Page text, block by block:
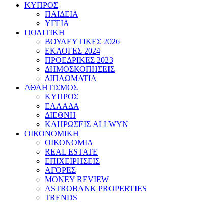
ΚΥΠΡΟΣ
ΠΑΙΔΕΙΑ
ΥΓΕΙΑ
ΠΟΛΙΤΙΚΗ
ΒΟΥΛΕΥΤΙΚΕΣ 2026
ΕΚΛΟΓΕΣ 2024
ΠΡΟΕΔΡΙΚΕΣ 2023
ΔΗΜΟΣΚΟΠΗΣΕΙΣ
ΔΙΠΛΩΜΑΤΙΑ
ΑΘΛΗΤΙΣΜΟΣ
ΚΥΠΡΟΣ
ΕΛΛΑΔΑ
ΔΙΕΘΝΗ
ΚΛΗΡΩΣΕΙΣ ALLWYN
ΟΙΚΟΝΟΜΙΚΗ
ΟΙΚΟΝΟΜΙΑ
REAL ESTATE
ΕΠΙΧΕΙΡΗΣΕΙΣ
ΑΓΟΡΕΣ
MONEY REVIEW
ASTROBANK PROPERTIES
TRENDS